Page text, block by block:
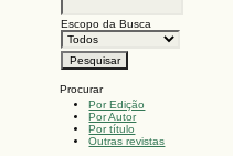
Escopo da Busca
Procurar
Por Edição
Por Autor
Por título
Outras revistas